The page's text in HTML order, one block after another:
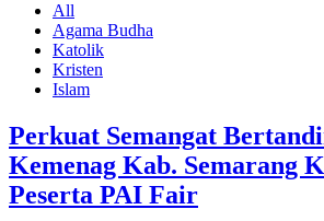
All
Agama Budha
Katolik
Kristen
Islam
Perkuat Semangat
Kemenag Kab. Semarang
Peserta PAI Fair